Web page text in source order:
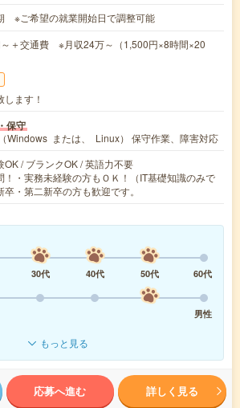
※ご希望の就業開始日で調整可能
＋交通費 ※月収24万～（1,500円×8時間×20
します！
保守
Windows または、 Linux） 保守作業、障害対応
OK / ブランクOK / 英語力不要
！・実務未経験の方もＯＫ！（IT基礎知識のみで
卒・第二新卒の方も歓迎です。
30代 40代 50代
60代
男性
もっと見る
応募へ進む 詳しく見る